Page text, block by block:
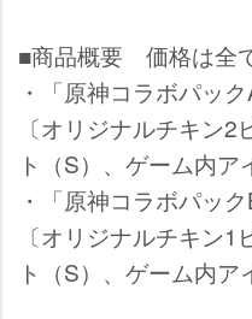
■商品概要 価格は全
・「原神コラボパッ
〔オリジナルチキン
ト（S）、ゲーム内ア
・「原神コラボパッ
〔オリジナルチキン
ト（S）、ゲーム内ア